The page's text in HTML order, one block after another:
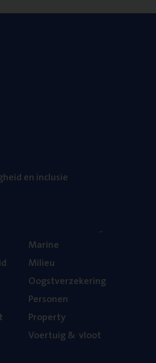
en inclusie
Mari­ne
Mili­eu
Oogst­ver­ze­ke­ring
Per­so­nen
Pro­per­ty
Voer­tuig& vloot